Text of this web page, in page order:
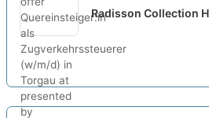
neu
Radisson Collection